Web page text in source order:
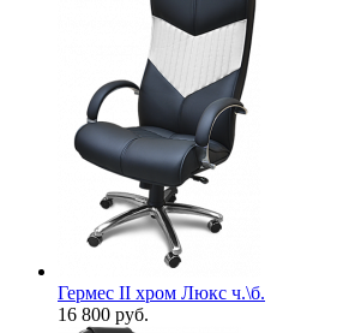
Гермес II хром Люкс ч.\б.
16 800 руб.